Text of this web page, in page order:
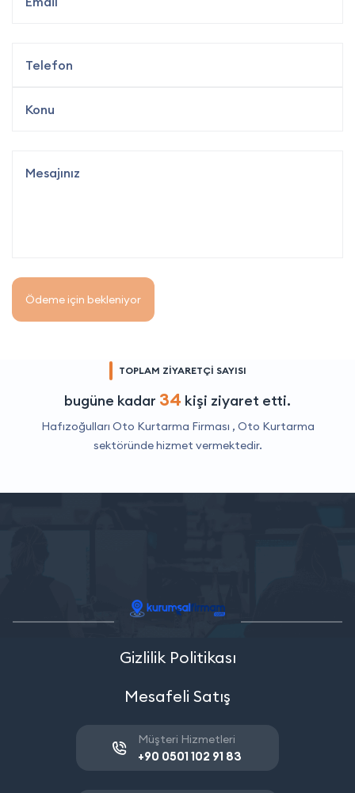
Ödeme için bekleniyor
TOPLAM ZİYARETÇİ SAYISI
bugüne kadar 34 kişi ziyaret etti.
Hafızoğulları Oto Kurtarma Firması , Oto Kurtarma
sektöründe hizmet vermektedir.
Gizlilik Politikası
Mesafeli Satış
Müşteri Hizmetleri
+90 0501 102 91 83